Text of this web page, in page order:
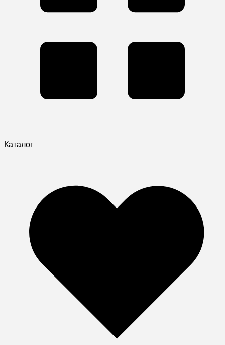
Каталог